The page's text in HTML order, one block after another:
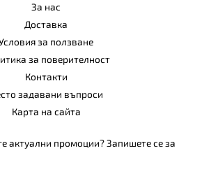
За нас
Доставка
за ползване
за поверителност
Контакти
задавани въпроси
Карта на сайта
актуални промоции? Запишете се за